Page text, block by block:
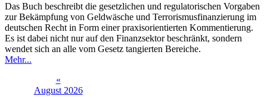
Das Buch beschreibt die gesetzlichen und regulatorischen Vorgaben
zur Bekämpfung von Geldwäsche und Terrorismusfinanzierung im
deutschen Recht in Form einer praxisorientierten Kommentierung.
Es ist dabei nicht nur auf den Finanzsektor beschränkt, sondern
wendet sich an alle vom Gesetz tangierten Bereiche.
Mehr...
«
August 2026